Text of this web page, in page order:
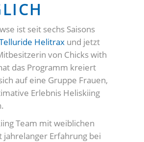
ist seit sechs Saisons
Helitrax und jetzt
von Chicks with
das Programm kreiert
auf eine Gruppe Frauen,
Erlebnis Heliskiing
Team mit weiblichen
jahrelanger Erfahrung bei